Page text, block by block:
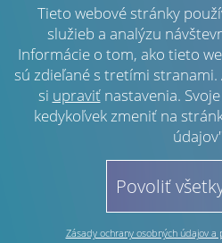
Previous
Načo sa často
najdôležitejšie, čo by ste mali o
Nie je na škodu ani vedieť, prečo
viedol denník migrenóznych
Tieto webové stránky
služieb a analýzu
Informácie o tom, ako tieto
sú zdieľané s tretími
si upraviťnastavenia.
kedykoľvek zmeniť na
Povoliť
Zásady ochrany osobných údajov a